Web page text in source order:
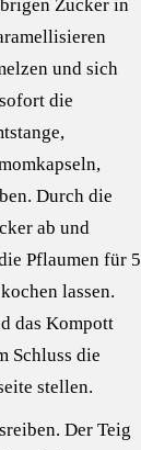
Zucker in
und sich
die
Durch die
ab und
Pflaumen für 5
lassen.
das Kompott
Schluss die
stellen.
Der Teig